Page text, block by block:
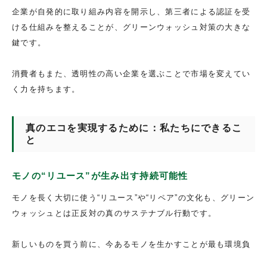
企業が自発的に取り組み内容を開示し、第三者による認証を受
ける仕組みを整えることが、グリーンウォッシュ対策の大きな
鍵です。
消費者もまた、透明性の高い企業を選ぶことで市場を変えてい
く力を持ちます。
真のエコを実現するために：私たちにできるこ
と
モノの“リユース”が生み出す持続可能性
モノを長く大切に使う“リユース”や“リペア”の文化も、グリーン
ウォッシュとは正反対の真のサステナブル行動です。
新しいものを買う前に、今あるモノを生かすことが最も環境負